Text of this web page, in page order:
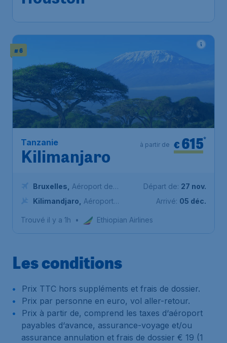
# 6
Tanzanie
Kilimanjaro
€ 615*
à partir de
Bruxelles
Aéroport de
Bruxelles-National
Kilimandjaro
Aéroport
Départ de: 27 nov.
Arrivé: 05 déc.
Trouvé il y a 1h • Ethiopian Airlines
Les conditions
Prix TTC hors suppléments et frais de dossier.
Prix par personne en euro, vol aller-retour.
Prix à partir de, comprend les taxes d‘aéroport
payables d‘avance, assurance-voyage et/ou
assurance annulation et frais de dossier € 19 (1